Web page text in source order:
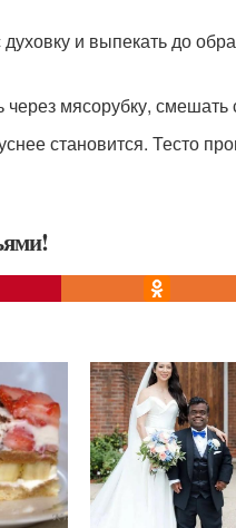
и выпекать до
мясорубку, смешать
становится. Тесто